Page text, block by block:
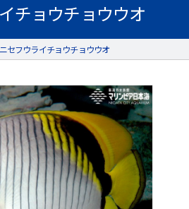
チョウチョウウオ
ニセフウライチョウチョウウオ